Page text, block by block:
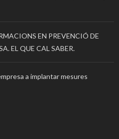
EN PREVENCIÓ DE
EL QUE CAL SABER.
a implantar mesures